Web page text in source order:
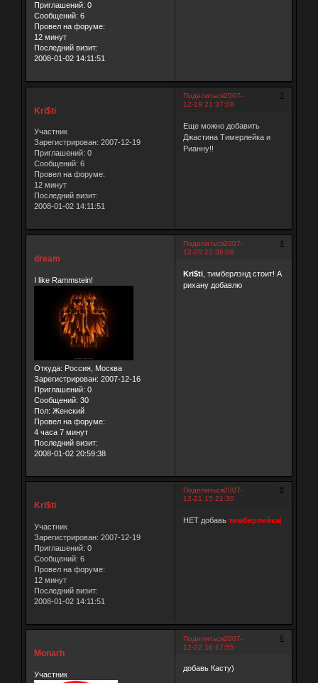
Приглашений: 0
Сообщений: 6
Провел на форуме:
12 минут
Последний визит:
2008-01-02 14:11:51
Поделиться 3
2007-
12-19 21:37:08
Kri$ti
Участник
Зарегистрирован: 2007-12-19
Приглашений: 0
Сообщений: 6
Провел на форуме:
12 минут
Последний визит:
2008-01-02 14:11:51
Еще можно добавить
Джастина Тимерлейка и
Рианну!!
Поделиться 4
2007-
12-20 22:36:08
dream
I like Rammstein!
Откуда: Россия, Москва
Зарегистрирован: 2007-12-16
Приглашений: 0
Сообщений: 30
Пол: Женский
Провел на форуме:
4 часа 7 минут
Последний визит:
2008-01-02 20:59:38
Kri$ti, тимберлэнд стоит! А
рихану добавлю
Поделиться 5
2007-
12-21 15:21:30
Kri$ti
Участник
Зарегистрирован: 2007-12-19
Приглашений: 0
Сообщений: 6
Провел на форуме:
12 минут
Последний визит:
2008-01-02 14:11:51
НЕТ добавь тимберлейка[
Поделиться 6
2007-
12-22 16:17:55
Monarh
Участник
добавь Касту)